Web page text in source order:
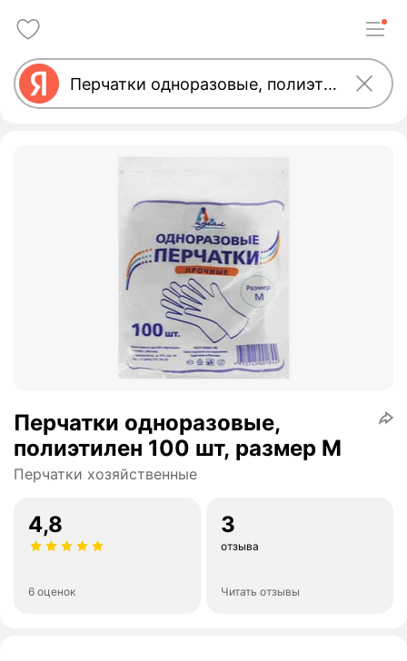
Перчатки одноразовые,
полиэтилен 100 шт, размер M
Перчатки хозяйственные
4,8
6 оценок
3
отзыва
Читать отзывы